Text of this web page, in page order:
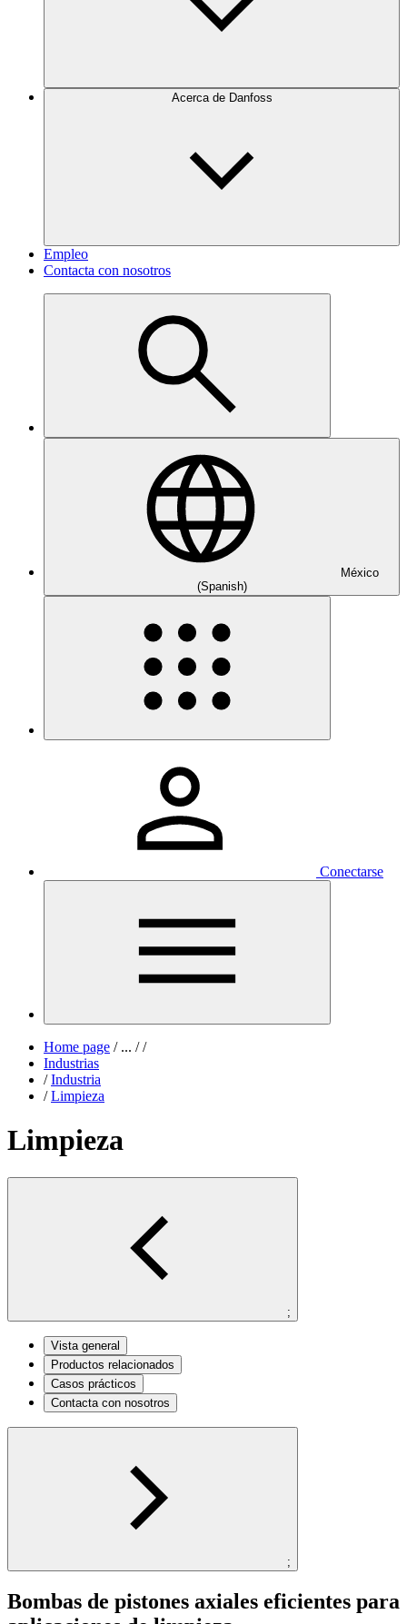
Acerca de Danfoss
Empleo
Contacta con nosotros
México
(Spanish)
Conectarse
Home page /... / /
Industrias
/ Industria
/ Limpieza
Limpieza
;
Vista general
Productos relacionados
Casos prácticos
Contacta con nosotros
;
Bombas de pistones axiales eficientes para